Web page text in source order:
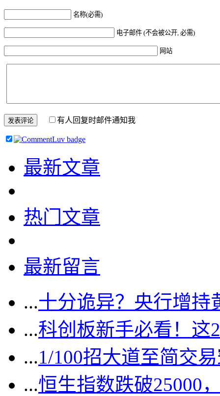
名称(必需)
电子邮件 (不会被公开, 必需)
网站
有人回复时邮件通知我
最新文章
热门文章
最新留言
...十分诡异？央行增持
...科创板新手必看！这
...1/100招大道至简交
...恒生指数跌破25000